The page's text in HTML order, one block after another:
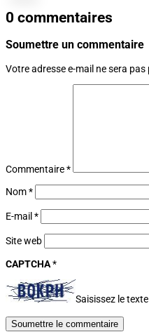
0 commentaires
Soumettre un commentaire
Votre adresse e-mail ne sera pas
Commentaire*
Nom*
E-mail *
Site web
CAPTCHA*
Saisissez le
Soumettre le commentaire